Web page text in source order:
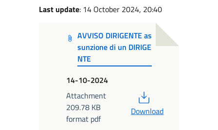
Last update: 14 October 2024, 20:40
AVVISO DIRIGENTE as
sunzione di un DIRIGE
NTE
14-10-2024
Attachment
209.78 KB
format pdf
Download